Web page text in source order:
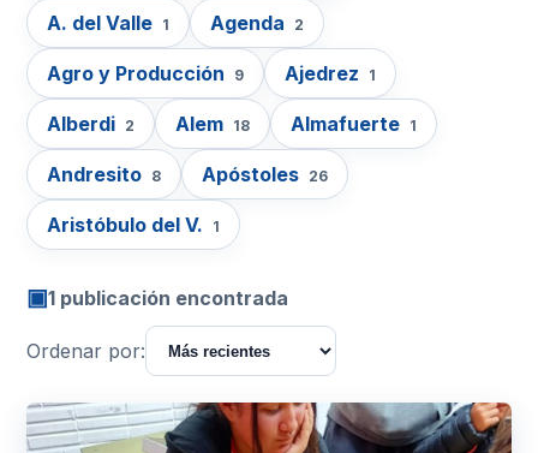
A. del Valle 1 Agenda 2
Agro y Producción 9 Ajedrez 1
Alberdi 2 Alem 18 Almafuerte 1
Andresito 8 Apóstoles 26
Aristóbulo del V. 1
▣1 publicación encontrada
Ordenar por: